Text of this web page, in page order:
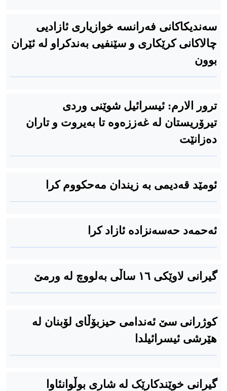
سەندیکاکانی فەرانسە خوازیاری ئازادیی
چالاکانی کرێکاری و سێنفیی بەندکراو لە ئێران
بوون
ترور الارم: ئیسرائیل شوێنی وردی
تیرۆریستان لە غەززەوە تا بەیروت و تاران
دەزانێت
ئومێد قەدیمی بە زیندان مەحکووم کرا
ئەحمەد حەسەنزادە ئازاد کرا
گیرانی لاوێکی ۱٦ ساڵی بەلووچ لە ورمێ
کوژرانی سێ ئەندامی حیزبۆڵای لۆبنان لە
هێرشی ئیسرائیلدا
گیرانی خوێندکارێک لە شاری بوڵوانئاوا